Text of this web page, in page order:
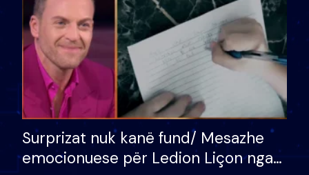
Surprizat nuk kanë fund/ Mesazhe
emocionuese për Ledion Liçon nga